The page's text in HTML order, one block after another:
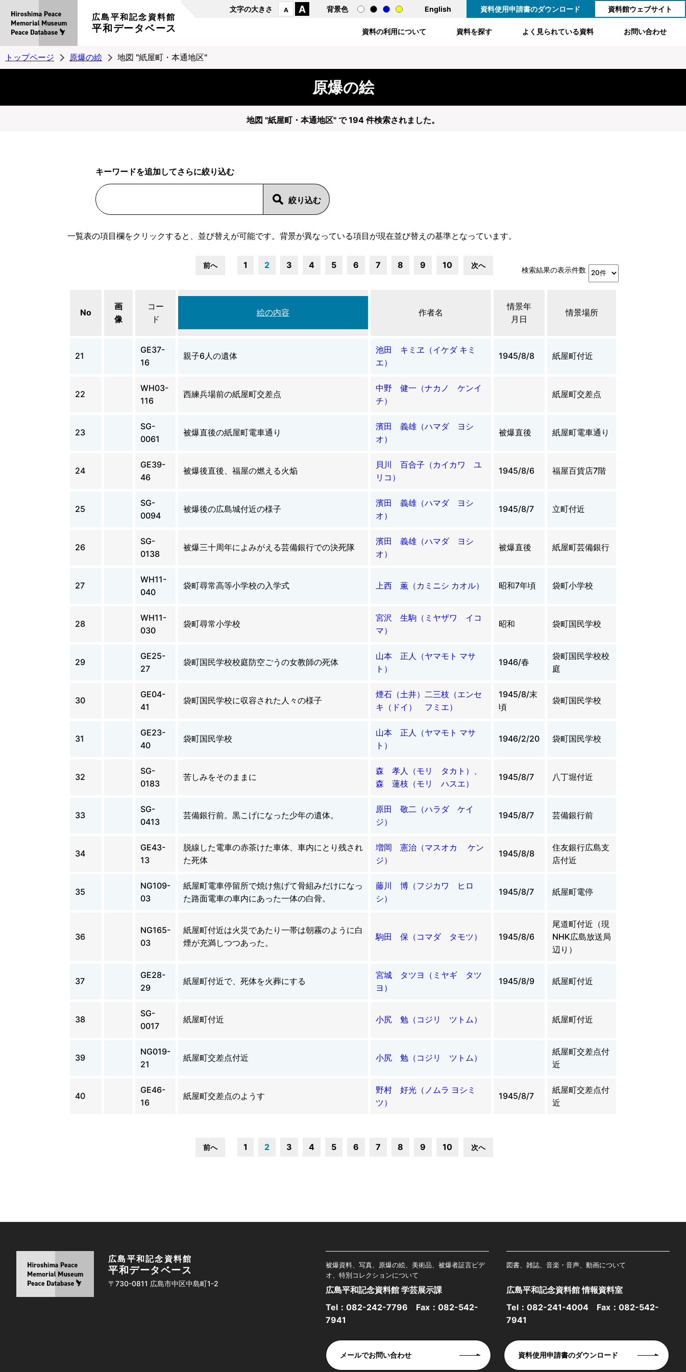
広島平和記念資料館
平和データベース
文字の大きさ A A 背景色 English 資料使用申請書のダウンロード 資料館ウェブサイト
資料の利用について 資料を探す よく見られている資料 お問い合わせ
トップページ 原爆の絵 地図 "紙屋町・本通地区"
原爆の絵
地図 "紙屋町・本通地区" で 194 件検索されました。
キーワードを追加してさらに絞り込む
一覧表の項目欄をクリックすると、並び替えが可能です。背景が異なっている項目が現在並び替えの基準となっています。
前へ 1 2 3 4 5 6 7 8 9 10 次へ
検索結果の表示件数
No
画
像
コー
ド
絵の内容 作者名
情景年
月日
情景場所
21
GE37-
16
親子6人の遺体
池田 キミヱ（イケダ キミ
エ）
1945/8/8 紙屋町付近
22
WH03-
116
西練兵場前の紙屋町交差点
中野 健一（ナカノ ケンイ
チ）
紙屋町交差点
23
SG-
0061
被爆直後の紙屋町電車通り
濱田 義雄（ハマダ ヨシ
オ）
被爆直後 紙屋町電車通り
24
GE39-
46
被爆後直後、福屋の燃える火焔
貝川 百合子（カイカワ ユ
リコ）
1945/8/6 福屋百貨店7階
25
SG-
0094
被爆後の広島城付近の様子
濱田 義雄（ハマダ ヨシ
オ）
1945/8/7 立町付近
26
SG-
0138
被爆三十周年によみがえる芸備銀行での決死隊
濱田 義雄（ハマダ ヨシ
オ）
被爆直後 紙屋町芸備銀行
27
WH11-
040
袋町尋常高等小学校の入学式 上西 薫（カミニシ カオル） 昭和7年頃 袋町小学校
28
WH11-
030
袋町尋常小学校
宮沢 生駒（ミヤザワ イコ
マ）
昭和 袋町国民学校
29
GE25-
27
袋町国民学校校庭防空ごうの女教師の死体
山本 正人（ヤマモト マサ
ト）
1946/春
袋町国民学校校
庭
30
GE04-
41
袋町国民学校に収容された人々の様子
煙石（土井）二三枝（エンセ
キ（ドイ） フミエ）
1945/8/末
頃
袋町国民学校
31
GE23-
40
袋町国民学校
山本 正人（ヤマモト マサ
ト）
1946/2/20 袋町国民学校
32
SG-
0183
苦しみをそのままに
森 孝人（モリ タカト）、
森 蓮枝（モリ ハスエ）
1945/8/7 八丁堀付近
33
SG-
0413
芸備銀行前。黒こげになった少年の遺体。
原田 敬二（ハラダ ケイ
ジ）
1945/8/7 芸備銀行前
34
GE43-
13
脱線した電車の赤茶けた車体、車内にとり残され
た死体
増岡 憲治（マスオカ ケン
ジ）
1945/8/8
住友銀行広島支
店付近
35
NG109-
03
紙屋町電車停留所で焼け焦げて骨組みだけになっ
た路面電車の車内にあった一体の白骨。
藤川 博（フジカワ ヒロ
シ）
1945/8/7 紙屋町電停
36
NG165-
03
紙屋町付近は火災であたり一帯は朝霧のように白
煙が充満しつつあった。
駒田 保（コマダ タモツ） 1945/8/6
尾道町付近（現
NHK広島放送局
辺り）
37
GE28-
29
紙屋町付近で、死体を火葬にする
宮城 タツヨ（ミヤギ タツ
ヨ）
1945/8/9 紙屋町付近
38
SG-
0017
紙屋町付近 小尻 勉（コジリ ツトム） 紙屋町付近
39
NG019-
21
紙屋町交差点付近 小尻 勉（コジリ ツトム）
紙屋町交差点付
近
40
GE46-
16
紙屋町交差点のようす
野村 好光（ノムラ ヨシミ
ツ）
1945/8/7
紙屋町交差点付
近
前へ 1 2 3 4 5 6 7 8 9 10 次へ
広島平和記念資料館
平和データベース
〒730-0811 広島市中区中島町1-2
被爆資料、写真、原爆の絵、美術品、被爆者証言ビデ
オ、特別コレクションについて
広島平和記念資料館 学芸展示課
Tel： 082-242-7796 Fax：082-542-
7941
図書、雑誌、音楽・音声、動画について
広島平和記念資料館 情報資料室
Tel： 082-241-4004 Fax：082-542-
7941
メールでお問い合わせ 資料使用申請書のダウンロード